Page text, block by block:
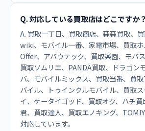
Q. 対応している買取店はどこですか？
A. 買取一丁目、買取商店、森森買取、
wiki、モバイル一番、家電市場、買取
Offer、アバウテック、買取楽園、モバス
買取ソムリエ、PANDA買取、ドラゴン
バ、モバイルミックス、買取当番、買
バイル、トゥインクルモバイル、買取
イ、ケータイゴッド、買取オク、ハチ買
君、買取達人、買取エノキング、
対応しています。